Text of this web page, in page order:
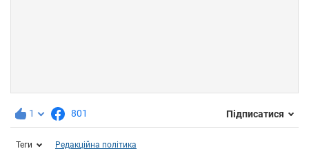
1 801 Підписатися
Теги Редакційна політика